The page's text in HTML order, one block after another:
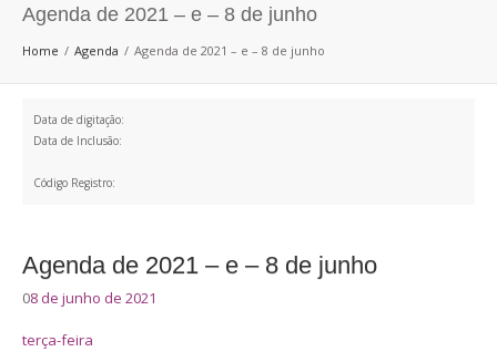
Agenda de 2021 – e – 8 de junho
Home Agenda Agenda de 2021 – e – 8 de junho
Data de digitação:
Data de Inclusão:
Código Registro:
Agenda de 2021 – e – 8 de junho
08 de junho de 2021
terça-feira